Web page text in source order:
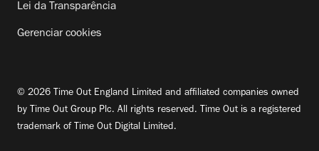
Lei da Transparência
Gerenciar cookies
© 2026 Time Out England Limited and affiliated companies owned
by Time Out Group Plc. All rights reserved. Time Out is a registered
trademark of Time Out Digital Limited.